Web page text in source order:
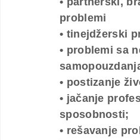
problemi
• tinejdžerski
• problemi sa
• postizanje
• jačanje
sposobnosti;
• rešavanje